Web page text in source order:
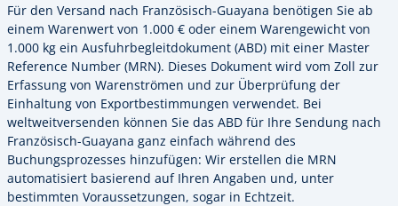
Für den Versand nach Französisch-Guayana benötigen Sie ab
einem Warenwert von 1.000 € oder einem Warengewicht von
1.000 kg ein Ausfuhrbegleitdokument (ABD) mit einer Master
Reference Number (MRN). Dieses Dokument wird vom Zoll zur
Erfassung von Warenströmen und zur Überprüfung der
Einhaltung von Exportbestimmungen verwendet. Bei
weltweitversenden können Sie das ABD für Ihre Sendung nach
Französisch-Guayana ganz einfach während des
Buchungsprozesses hinzufügen: Wir erstellen die MRN
automatisiert basierend auf Ihren Angaben und, unter
bestimmten Voraussetzungen, sogar in Echtzeit.